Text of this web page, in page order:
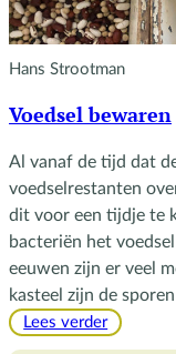
Hans Strootman
Voedsel bewaren
Al vanaf de tijd dat
voedselrestanten
dit voor een tijdje te
bacteriën het
eeuwen zijn er veel
kasteel zijn de
Lees verder: